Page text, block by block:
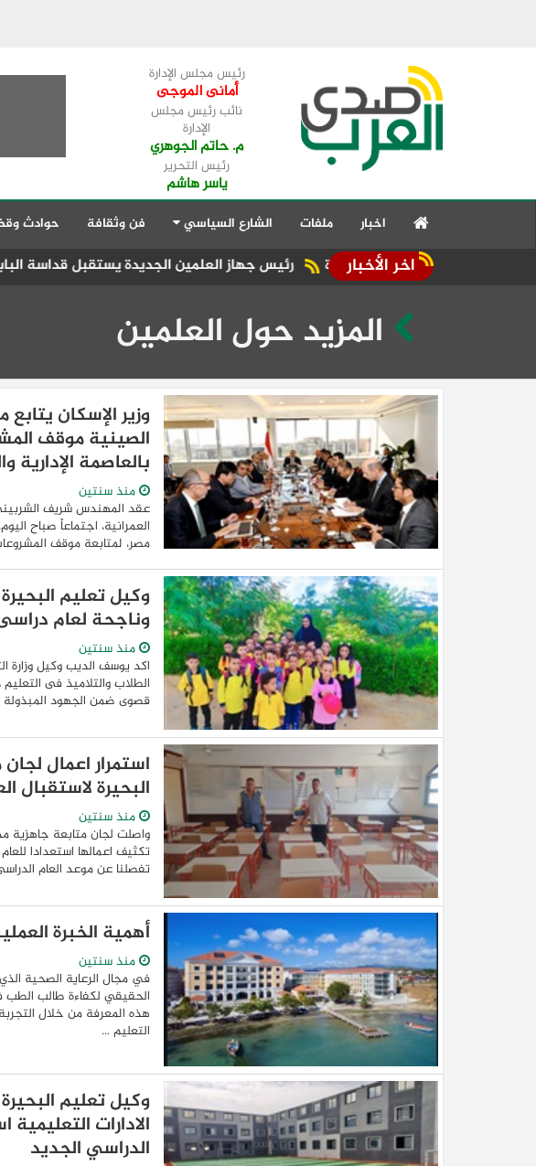
رئيس مجلس الإدارة
أمانى الموجى
نائب رئيس مجلس
الإدارة
م. حاتم الجوهري
رئيس التحرير
ياسر هاشم
اخبار ملفات الشارع السياسي فن وثقافة حوادث
اخر الأخبار
رئيس جهاز العلمين الجديدة يستقبل قداسة البابا تواضروس
المزيد حول العلمين
الصينية موقف
بالعاصمة الإدارية
منذ سنتين
عقد المهندس شريف
مصر، لمتابعة موقف
وكيل تعليم
وناجحة لعام
منذ سنتين
اكد يوسف الديب وكيل وزارة
الطلاب والتلاميذ فى
قصوى ضمن الجهود المبذولة
استمرار اعمال
البحيرة لاستقبال
منذ سنتين
واصلت لجان متابعة جاهزية
تكثيف اعمالها استعدادا
تفصلنا عن موعد العام
أهمية الخبرة
منذ سنتين
في مجال الرعاية الصحية الذي
الحقيقي لكفاءة طالب
هذه المعرفة من خلال
التعليم ...
وكيل تعليم
الادارات
الدراسي الجديد